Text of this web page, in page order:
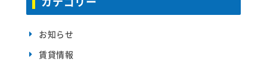
お知らせ
賃貸情報